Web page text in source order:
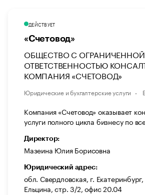
ДЕЙСТВУЕТ
«Счетовод»
ОБЩЕСТВО С ОГРАНИЧЕННОЙ
ОТВЕТСТВЕННОСТЬЮ
КОМПАНИЯ «СЧЕТОВОД»
Юридические и бухгалтерские услуги
Компания «Счетовод» оказывает
услуги полного цикла бизнесу по
Директор:
Мазеина Юлия Борисовна
Юридический адрес:
обл. Свердловская, г.
Ельцина, стр. 3/2, офис 20.04